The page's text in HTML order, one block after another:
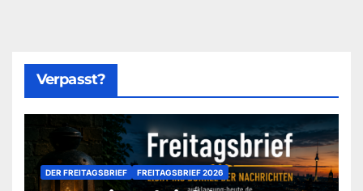
Verpasst?
DER FREITAGSBRIEF FREITAGSBRIEF 2026